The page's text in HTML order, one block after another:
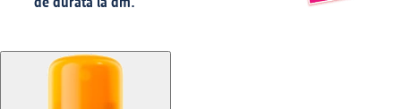
de durată la dm.